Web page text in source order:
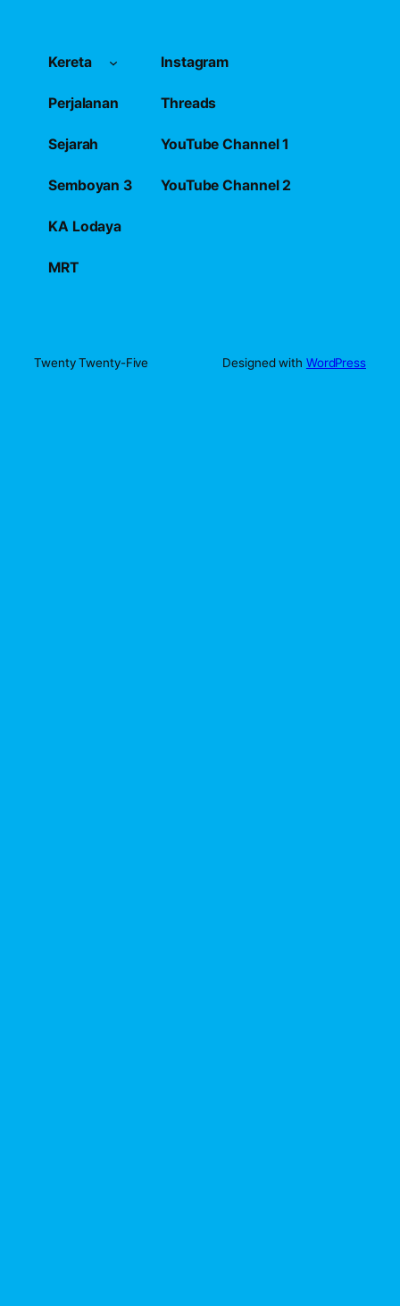
Kereta
Perjalanan
Sejarah
Semboyan 3
KA Lodaya
MRT
Instagram
Threads
YouTube Channel 1
YouTube Channel 2
Twenty Twenty-Five Designed with WordPress